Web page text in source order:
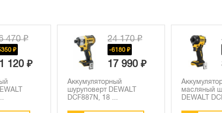
170 ₽
₽
990 ₽
43 770 ₽
-5190 ₽
38 580 ₽
Аккумуляторный
масляный шуруповерт
DEWALT DCF...
шуруповерт
DCF850D2T,